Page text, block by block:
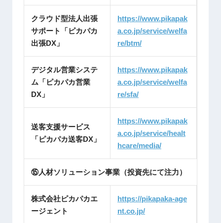
クラウド型法人出張
サポート「ピカパカ
出張DX」
https://www.pikapak
a.co.jp/service/welfa
re/btm/
デジタル営業システ
ム「ピカパカ営業
DX」
https://www.pikapak
a.co.jp/service/welfa
re/sfa/
送客支援サービス
「ピカパカ送客DX」
https://www.pikapak
a.co.jp/service/healt
hcare/media/
⑮人材ソリューション事業（投資先にて注力）
株式会社ピカパカエ
ージェント
https://pikapaka-age
nt.co.jp/